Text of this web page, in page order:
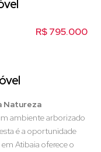
R$795.000
Natureza
ambiente arborizado
é a oportunidade
Atibaia oferece o